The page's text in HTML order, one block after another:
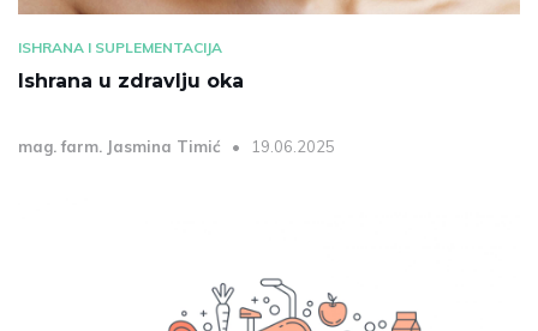
ISHRANA I SUPLEMENTACIJA
Ishrana u zdravlju oka
mag. farm. Jasmina Timić 19.06.2025